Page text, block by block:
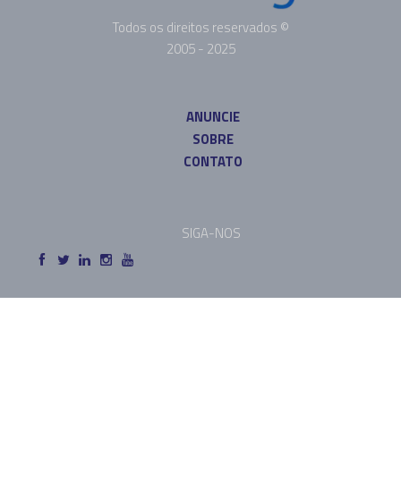
Todos os direitos reservados ©
2005 - 2025
ANUNCIE
SOBRE
CONTATO
SIGA-NOS